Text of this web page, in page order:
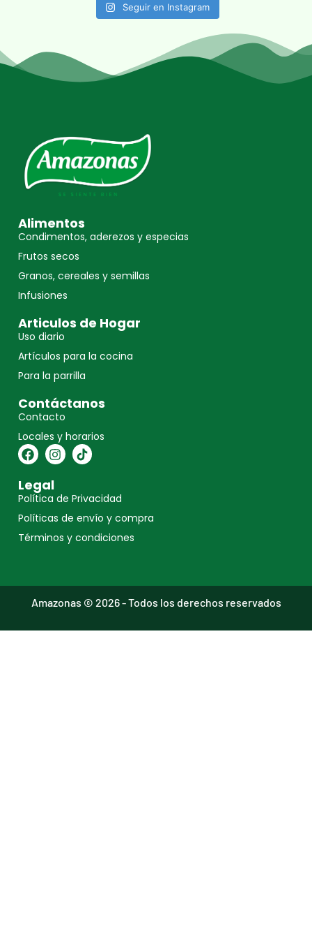
Seguir en Instagram
Alimentos
Condimentos, aderezos y especias
Frutos secos
Granos, cereales y semillas
Infusiones
Articulos de Hogar
Uso diario
Artículos para la cocina
Para la parrilla
Contáctanos
Contacto
Locales y horarios
Legal
Política de Privacidad
Políticas de envío y compra
Términos y condiciones
Amazonas © 2026 - Todos los derechos reservados